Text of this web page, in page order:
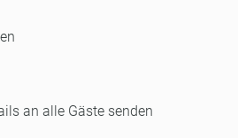
an alle Gäste senden